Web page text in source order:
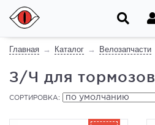
Главная Каталог Велозапчасти
З/Ч для тормозов
СОРТИРОВКА: